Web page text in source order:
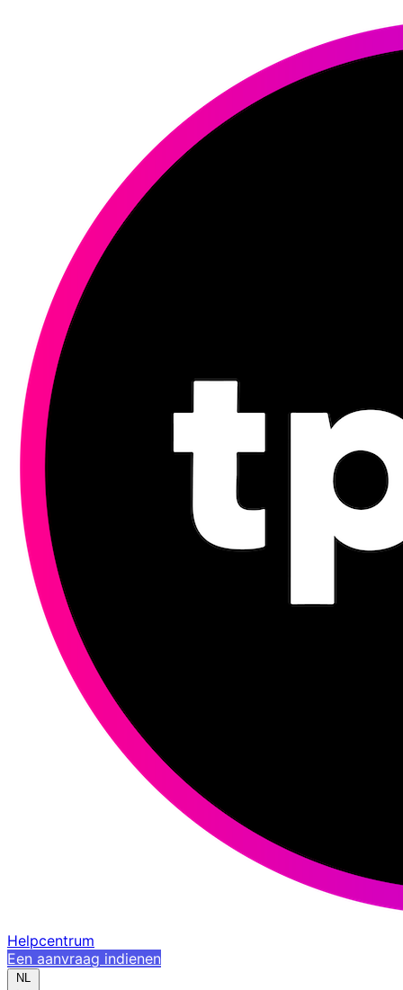
Helpcentrum
Een aanvraag indienen
NL